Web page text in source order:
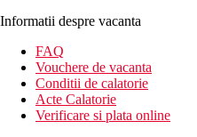
Informatii despre vacanta
FAQ
Vouchere de vacanta
Conditii de calatorie
Acte Calatorie
Verificare si plata online